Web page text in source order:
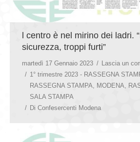
l centro è nel mirino dei ladri.
sicurezza, troppi furti”
martedì 17 Gennaio 2023
Lascia un
1° trimestre 2023 - RASSEGNA
RASSEGNA STAMPA, MODENA,
SALA STAMPA
Di Confesercenti Modena